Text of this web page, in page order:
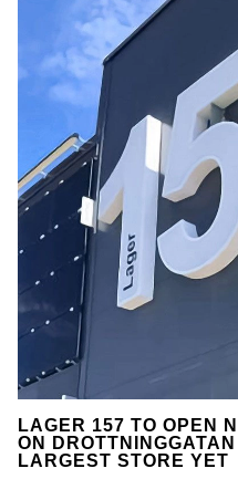
LAGER 157 TO OPEN
ON
LARGEST STORE YET